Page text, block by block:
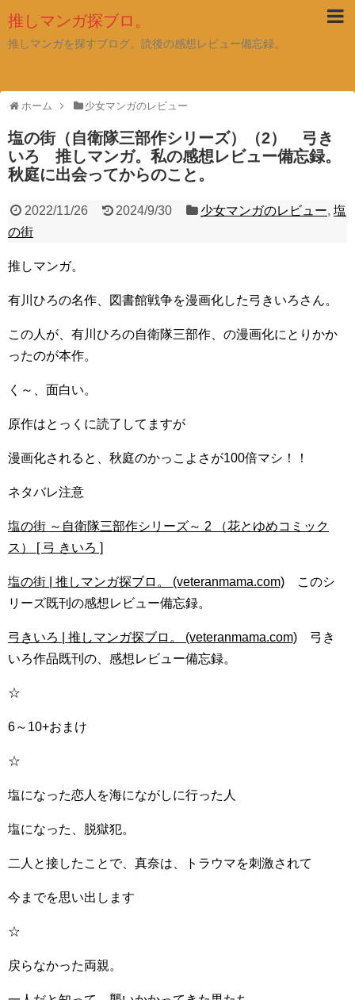
推しマンガ探ブロ。
推しマンガを探すブログ。読後の感想レビュー備忘録。
ホーム 少女マンガのレビュー
塩の街（自衛隊三部作シリーズ）（2） 弓き
いろ 推しマンガ。私の感想レビュー備忘録。
秋庭に出会ってからのこと。
2022/11/26 2024/9/30 少女マンガのレビュー,塩
の街
推しマンガ。
有川ひろの名作、図書館戦争を漫画化した弓きいろさん。
この人が、有川ひろの自衛隊三部作、の漫画化にとりかか
ったのが本作。
く～、面白い。
原作はとっくに読了してますが
漫画化されると、秋庭のかっこよさが100倍マシ！！
ネタバレ注意
塩の街 ～自衛隊三部作シリーズ～ 2 （花とゆめコミック
ス） [ 弓 きいろ ]
塩の街 | 推しマンガ探ブロ。 (veteranmama.com) このシ
リーズ既刊の感想レビュー備忘録。
弓きいろ | 推しマンガ探ブロ。 (veteranmama.com) 弓き
いろ作品既刊の、感想レビュー備忘録。
☆
6～10+おまけ
☆
塩になった恋人を海にながしに行った人
塩になった、脱獄犯。
二人と接したことで、真奈は、トラウマを刺激されて
今までを思い出します
☆
戻らなかった両親。